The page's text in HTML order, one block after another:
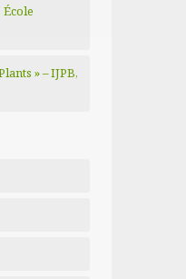
» – IJPB,